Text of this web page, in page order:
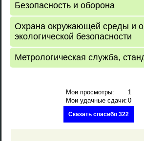
Безопасность и оборона
Охрана окружающей среды и
экологической безопасности
Метрологическая служба,
Мои просмотры:
1
Мои удачные сдачи: 0
Сказать спасибо 322